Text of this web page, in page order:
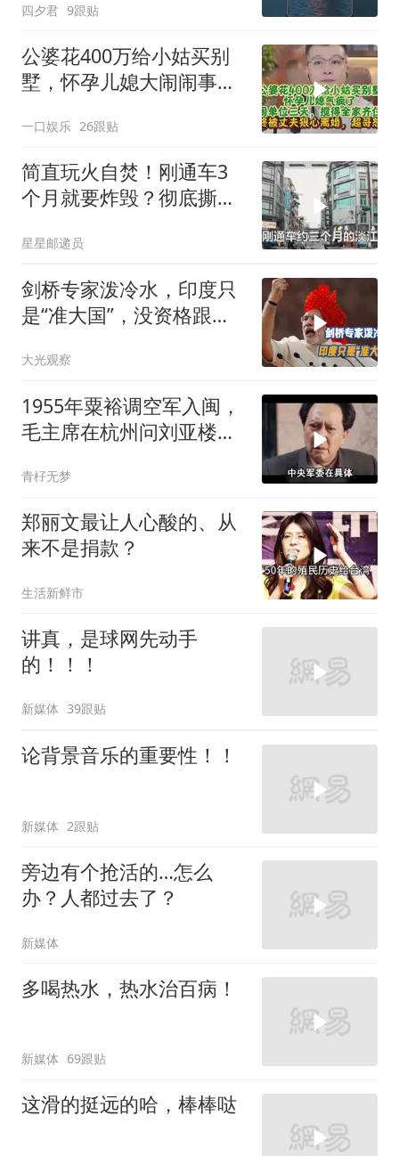
四夕君 9跟贴
公婆花400万给小姑买别
墅，怀孕儿媳大闹闹事，
一口娱乐 26跟贴
简直玩火自焚！刚通车3
个月就要炸毁？彻底撕下
星星邮递员
剑桥专家泼冷水，印度只
是“准大国”，没资格跟中
大光观察
1955年粟裕调空军入闽，
毛主席在杭州问刘亚楼：
青杍无梦
郑丽文最让人心酸的、从
来不是捐款？
生活新鲜市
讲真，是球网先动手
的！！！
新媒体 39跟贴
论背景音乐的重要性！！
新媒体 2跟贴
旁边有个抢活的…怎么
办？人都过去了？
新媒体
多喝热水，热水治百病！
新媒体 69跟贴
这滑的挺远的哈，棒棒哒